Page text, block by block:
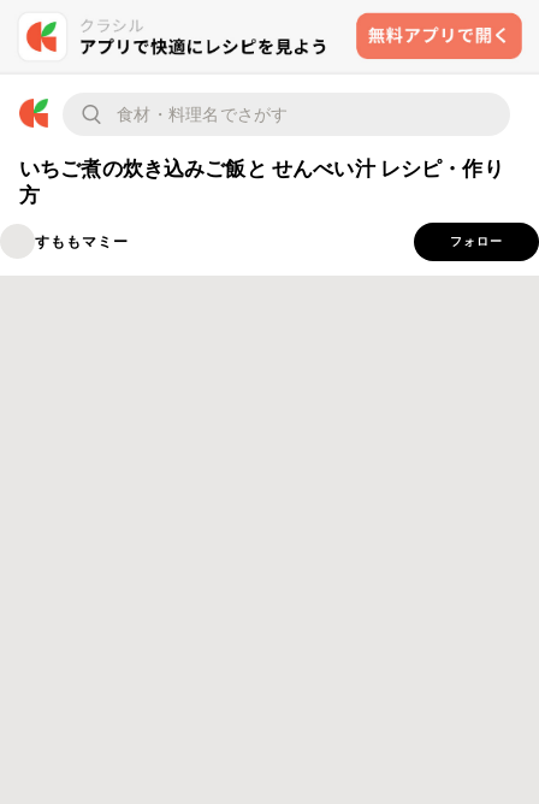
いちご煮の炊き込みご飯と せんべい汁 レシピ・作り
方
すももマミー フォロー